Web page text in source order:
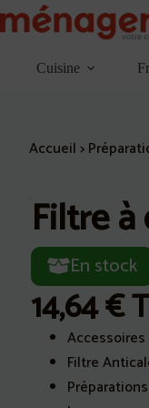
au
Cuisine
Accueil>
Filtre
En stock
14,64€
Accessoires
Filtre